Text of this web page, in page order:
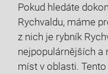
Pokud hledáte
Rychvaldu, máme
z nich je‌ rybník
nejpopulárnějších ​a‍
‍míst v oblasti.